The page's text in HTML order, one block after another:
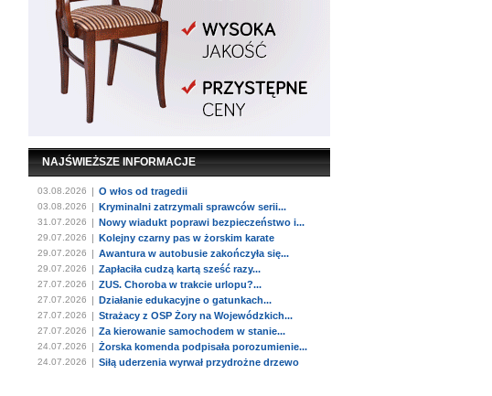
NAJŚWIEŻSZE INFORMACJE
03.08.2026 | O włos od tragedii
03.08.2026 | Kryminalni zatrzymali sprawców serii...
31.07.2026 | Nowy wiadukt poprawi bezpieczeństwo i...
29.07.2026 | Kolejny czarny pas w żorskim karate
29.07.2026 | Awantura w autobusie zakończyła się...
29.07.2026 | Zapłaciła cudzą kartą sześć razy...
27.07.2026 | ZUS. Choroba w trakcie urlopu?...
27.07.2026 | Działanie edukacyjne o gatunkach...
27.07.2026 | Strażacy z OSP Żory na Wojewódzkich...
27.07.2026 | Za kierowanie samochodem w stanie...
24.07.2026 | Żorska komenda podpisała porozumienie...
24.07.2026 | Siłą uderzenia wyrwał przydrożne drzewo